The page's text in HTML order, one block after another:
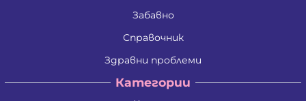
Забавно
Справочник
Здравни проблеми
Категории